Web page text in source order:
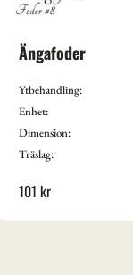
Ängafoder
101 kr
Ytbehandling:
Enhet:
Dimension:
Träslag: